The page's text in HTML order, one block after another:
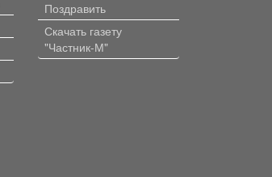
Поздравить
Скачать газету
"Частник-М"